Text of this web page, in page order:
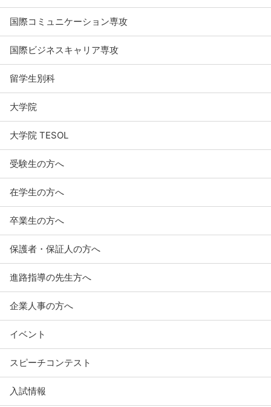
国際コミュニケーション専攻
国際ビジネスキャリア専攻
留学生別科
大学院
大学院 TESOL
受験生の方へ
在学生の方へ
卒業生の方へ
保護者・保証人の方へ
進路指導の先生方へ
企業人事の方へ
イベント
スピーチコンテスト
入試情報